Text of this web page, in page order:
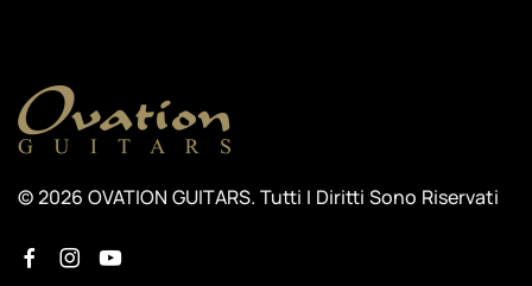
© 2026 OVATION GUITARS. Tutti I Diritti Sono Riservati